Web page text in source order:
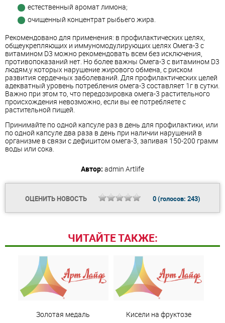
естественный аромат лимона;
очищенный концентрат рыбьего жира.
Рекомендовано для применения: в профилактических целях,
общеукрепляющих и иммуномодулирующих целях Омега-3 с
витамином D3 можно рекомендовать всем без исключения,
противопоказаний нет. Но более важны Омега-3 с витамином D3
людям,у которых нарушение жирового обмена, с риском
развития сердечных заболеваний. Для профилактических целей
адекватный уровень потребления омега-3 составляет 1г в сутки.
Важно при этом то, что передозировка омега-3 растительного
происхождения невозможно, если вы ее потребляете с
растительной пищей.
Принимайте по одной капсуле раз в день для профилактики, или
по одной капсуле два раза в день при наличии нарушений в
организме в связи с дефицитом омега-3, запивая 150-200 грамм
воды или сока.
Автор: admin Artlife
ОЦЕНИТЬ НОВОСТЬ 0(голосов: 243)
ЧИТАЙТЕ ТАКЖЕ:
Золотая медаль Кисели на фруктозе